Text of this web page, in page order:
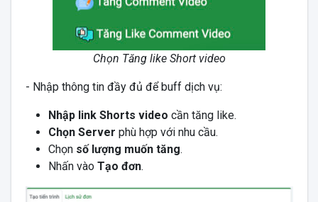
Chọn Tăng like Short video
- Nhập thông tin đầy đủ để buff dịch vụ:
Nhập link Shorts video cần tăng like.
Chọn Server phù hợp với nhu cầu.
Chọn số lượng muốn tăng.
Nhấn vào Tạo đơn.